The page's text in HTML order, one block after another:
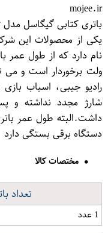
mojee.ir
باتری کتابی گیگاسل مدل Ultra Heavy
ولت برخوردار است و می
رادیو جیبی، اسباب
شارژ مجدد نداشته و
داشت.البته طول عمر
دستگاه برقی بستگی دارد
مختصات کالا
تعداد
1 عدد